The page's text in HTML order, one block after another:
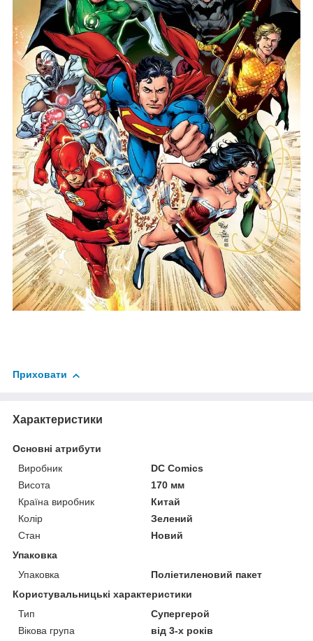
Приховати
Характеристики
Основні атрибути
Виробник
DC Comics
Висота
170 мм
Країна виробник
Китай
Колір
Зелений
Стан
Новий
Упаковка
Упаковка
Поліетиленовий пакет
Користувальницькі характеристики
Тип
Супергерой
Вікова група
від 3-х років